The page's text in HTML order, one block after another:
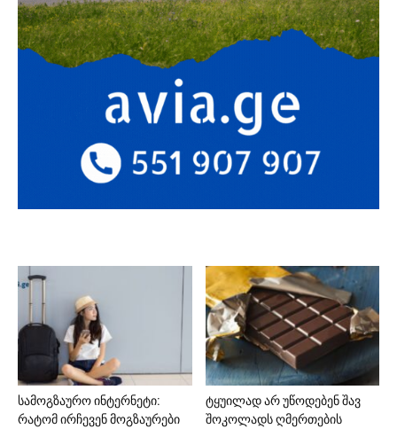
სამოგზაურო ინტერნეტი:
რატომ ირჩევენ მოგზაურები
ტყუილად არ უწოდებენ შავ
შოკოლადს ღმერთების